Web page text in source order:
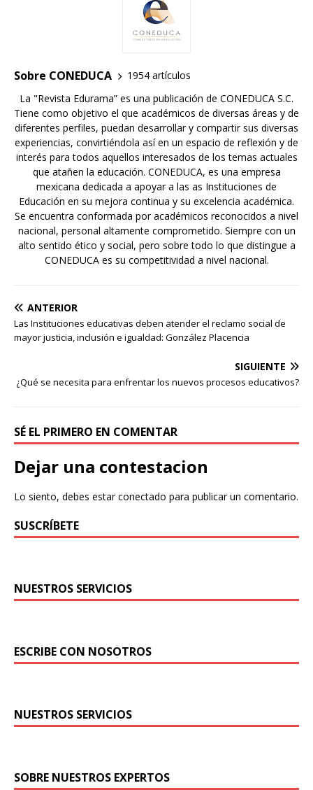
Sobre CONEDUCA
1954 artículos
La "Revista Edurama” es una publicación de CONEDUCA S.C.
Tiene como objetivo el que académicos de diversas áreas y de
diferentes perfiles, puedan desarrollar y compartir sus diversas
experiencias, convirtiéndola así en un espacio de reflexión y de
interés para todos aquellos interesados de los temas actuales
que atañen la educación. CONEDUCA, es una empresa
mexicana dedicada a apoyar a las as Instituciones de
Educación en su mejora continua y su excelencia académica.
Se encuentra conformada por académicos reconocidos a nivel
nacional, personal altamente comprometido. Siempre con un
alto sentido ético y social, pero sobre todo lo que distingue a
CONEDUCA es su competitividad a nivel nacional.
ANTERIOR
Las Instituciones educativas deben atender el reclamo social de
mayor justicia, inclusión e igualdad: González Placencia
SIGUIENTE
¿Qué se necesita para enfrentar los nuevos procesos educativos?
SÉ EL PRIMERO EN COMENTAR
Dejar una contestacion
Lo siento, debes estarconectado para publicar un comentario.
SUSCRÍBETE
NUESTROS SERVICIOS
ESCRIBE CON NOSOTROS
NUESTROS SERVICIOS
SOBRE NUESTROS EXPERTOS